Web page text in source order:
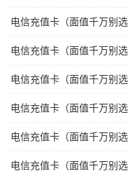
电信充值卡（面值千万别
电信充值卡（面值千万别
电信充值卡（面值千万别
电信充值卡（面值千万别
电信充值卡（面值千万别
电信充值卡（面值千万别